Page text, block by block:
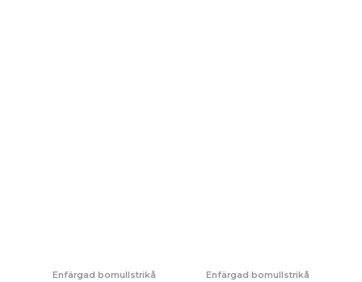
Enfärgad bomullstrikå Enfärgad bomullstrikå